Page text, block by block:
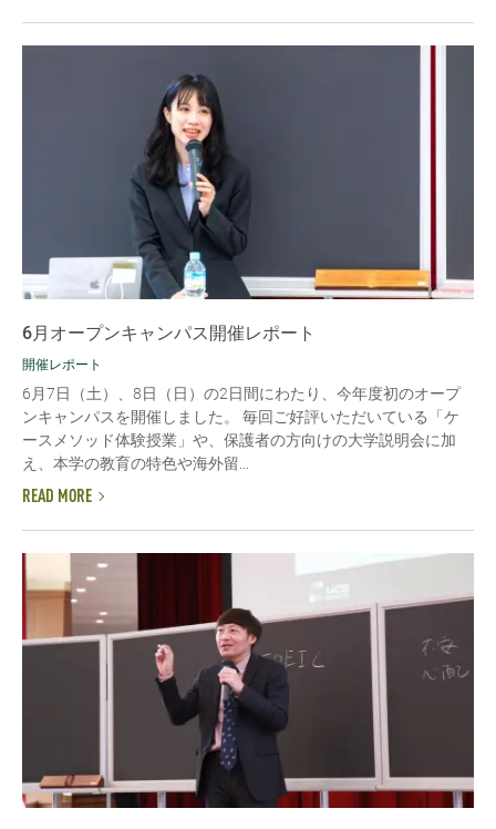
6月オープンキャンパス開催レポート
開催レポート
6月7日（土）、8日（日）の2日間にわたり、今年度初のオープ
ンキャンパスを開催しました。 毎回ご好評いただいている「ケ
ースメソッド体験授業」や、保護者の方向けの大学説明会に加
え、本学の教育の特色や海外留...
READ MORE